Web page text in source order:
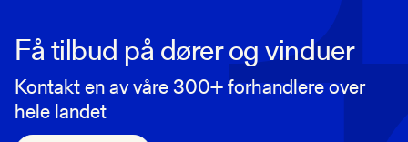
Få tilbud på dører og vinduer
Kontakt en av våre 300+ forhandlere over
hele landet